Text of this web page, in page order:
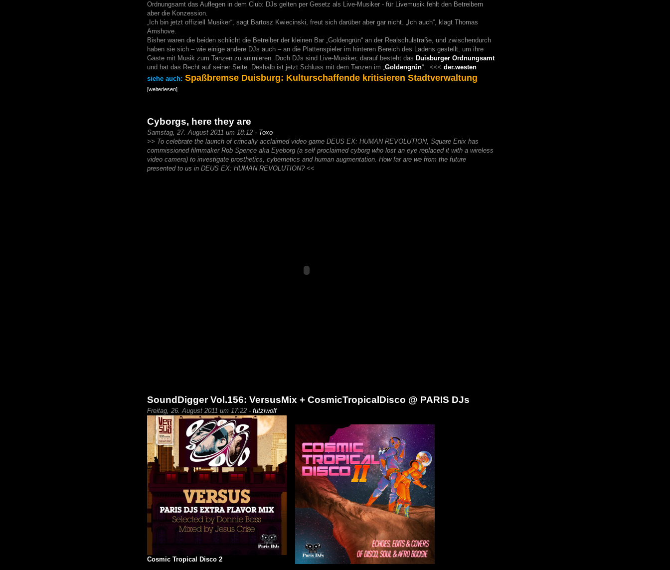
Ordnungsamt das Auflegen in dem Club: DJs gelten per Gesetz als Live-Musiker - für Livemusik fehlt den Betreibern
aber die Konzession.
„Ich bin jetzt offiziell Musiker“, sagt Bartosz Kwiecinski, freut sich darüber aber gar nicht. „Ich auch“, klagt Thomas
Amshove.
Bisher waren die beiden schlicht die Betreiber der kleinen Bar „Goldengrün“ an der Realschulstraße, und zwischendurch
haben sie sich – wie einige andere DJs auch – an die Plattenspieler im hinteren Bereich des Ladens gestellt, um ihre
Gäste mit Musik zum Tanzen zu animieren. Doch DJs sind Live-Musiker, darauf besteht das Duisburger Ordnungsamt
und hat das Recht auf seiner Seite. Deshalb ist jetzt Schluss mit dem Tanzen im „Goldengrün“. <<< der.westen
siehe auch: Spaßbremse Duisburg: Kulturschaffende kritisieren Stadtverwaltung
[weiterlesen]
Cyborgs, here they are
Samstag, 27. August 2011 um 18:12 - Toxo
>> To celebrate the launch of critically acclaimed video game DEUS EX: HUMAN REVOLUTION, Square Enix has
commissioned filmmaker Rob Spence aka Eyeborg (a self proclaimed cyborg who lost an eye replaced it with a wireless
video camera) to investigate prosthetics, cybernetics and human augmentation. How far are we from the future
presented to us in DEUS EX: HUMAN REVOLUTION? <<
SoundDigger Vol.156: VersusMix + CosmicTropicalDisco @ PARIS DJs
Freitag, 26. August 2011 um 17:22 - futziwolf
Cosmic Tropical Disco 2